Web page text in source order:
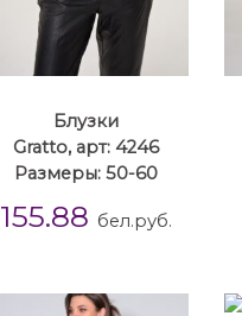
Блузки
Gratto, арт: 4246
Размеры: 50-60
155.88 бел.руб.